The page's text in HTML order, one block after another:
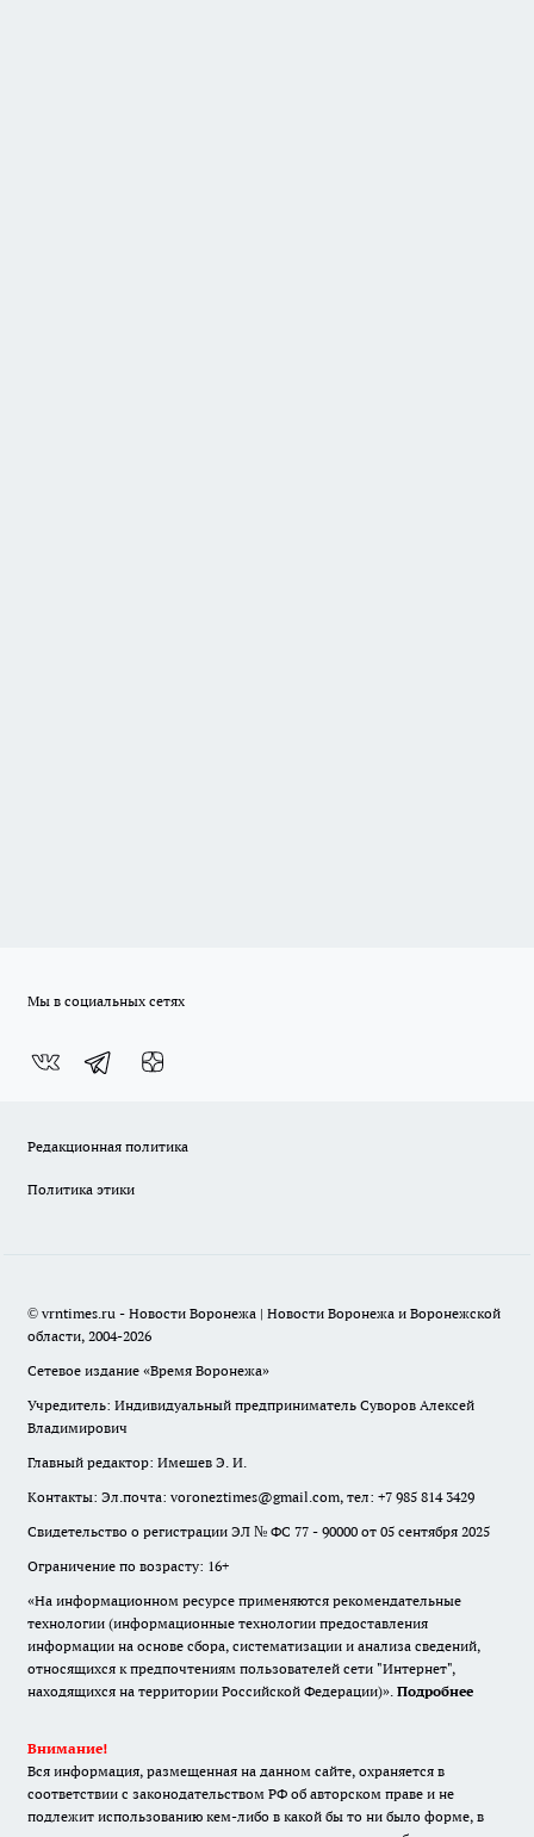
Мы в социальных сетях
Редакционная политика
Политика этики
© vrntimes.ru - Новости Воронежа | Новости Воронежа и Воронежской
области, 2004-2026
Сетевое издание «Время Воронежа»
Учредитель: Индивидуальный предприниматель Суворов Алексей
Владимирович
Главный редактор: Имешев Э. И.
Контакты: Эл.почта: voroneztimes@gmail.com, тел: +7 985 814 3429
Свидетельство о регистрации ЭЛ № ФС 77 - 90000 от 05 сентября 2025
Ограничение по возрасту: 16+
«На информационном ресурсе применяются рекомендательные
технологии (информационные технологии предоставления
информации на основе сбора, систематизации и анализа сведений,
относящихся к предпочтениям пользователей сети "Интернет",
находящихся на территории Российской Федерации)». Подробнее
Внимание!
Вся информация, размещенная на данном сайте, охраняется в
соответствии с законодательством РФ об авторском праве и не
подлежит использованию кем-либо в какой бы то ни было форме, в